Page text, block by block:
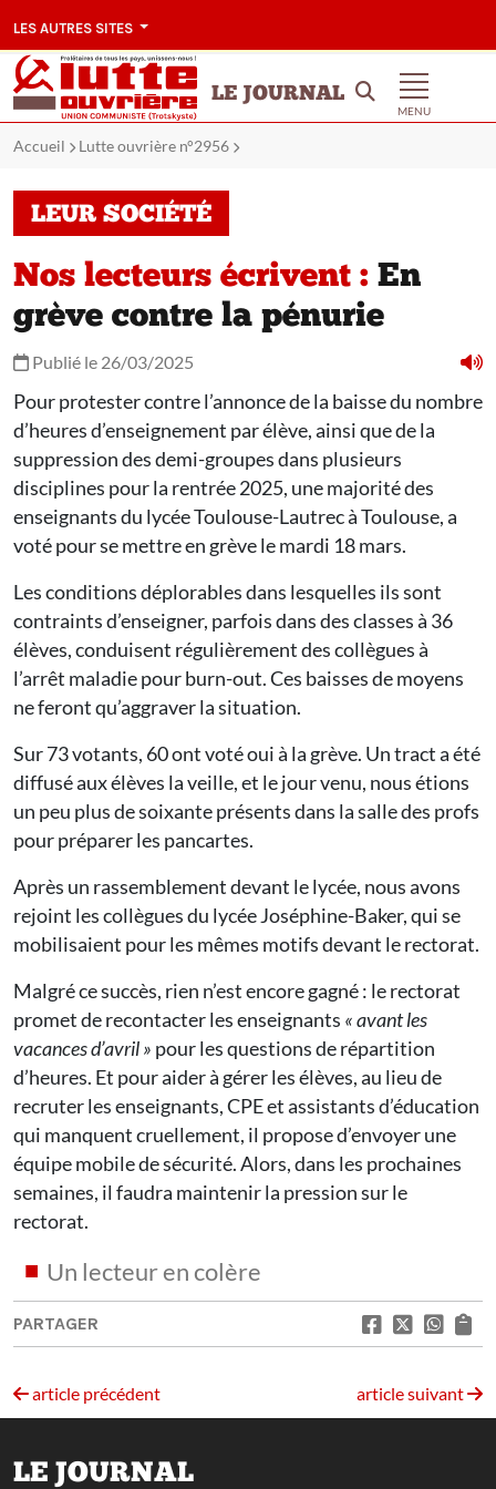
LES AUTRES SITES
LE JOURNAL
MENU
Accueil Lutte ouvrière n°2956
LEUR SOCIÉTÉ
Nos lecteurs écrivent : En
grève contre la pénurie
Publié le 26/03/2025
Pour protester contre l’annonce de la baisse du nombre
d’heures d’enseignement par élève, ainsi que de la
suppression des demi-groupes dans plusieurs
disciplines pour la rentrée 2025, une majorité des
enseignants du lycée Toulouse-Lautrec à Toulouse, a
voté pour se mettre en grève le mardi 18 mars.
Les conditions déplorables dans lesquelles ils sont
contraints d’enseigner, parfois dans des classes à 36
élèves, conduisent régulièrement des collègues à
l’arrêt maladie pour burn-out. Ces baisses de moyens
ne feront qu’aggraver la situation.
Sur 73 votants, 60 ont voté oui à la grève. Un tract a été
diffusé aux élèves la veille, et le jour venu, nous étions
un peu plus de soixante présents dans la salle des profs
pour préparer les pancartes.
Après un rassemblement devant le lycée, nous avons
rejoint les collègues du lycée Joséphine-Baker, qui se
mobilisaient pour les mêmes motifs devant le rectorat.
Malgré ce succès, rien n’est encore gagné : le rectorat
promet de recontacter les enseignants « avant les
vacances d’avril » pour les questions de répartition
d’heures. Et pour aider à gérer les élèves, au lieu de
recruter les enseignants, CPE et assistants d’éducation
qui manquent cruellement, il propose d’envoyer une
équipe mobile de sécurité. Alors, dans les prochaines
semaines, il faudra maintenir la pression sur le
rectorat.
Un lecteur en colère
PARTAGER
article précédent article suivant
LE JOURNAL